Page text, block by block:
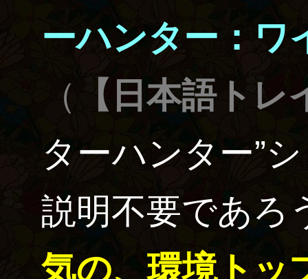
ーハンター：ワ
（
【日本語トレ
ターハンター”
説明不要であろ
気の、環境トッ